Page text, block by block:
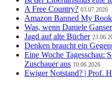
A Free Country? 03.07.2026
Amazon Banned My
Was, wenn Daniele
Jagd auf alte Bücher
Denken braucht ein
Eine Woche Tagesschau:
Zuschauer aus 10.06.2026
Ewiger Notstand? | Prof.